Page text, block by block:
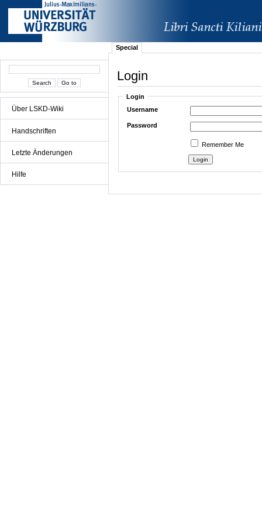
Über LSKD-Wiki
Handschriften
Letzte Änderungen
Hilfe
Special
Login
Login
Username
Password
Remember Me